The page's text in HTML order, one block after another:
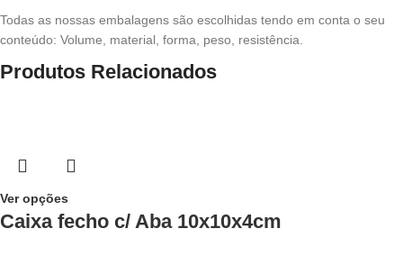
Todas as nossas embalagens são escolhidas tendo em conta o seu
conteúdo: Volume, material, forma, peso, resistência.
Produtos Relacionados
Ver opções
Caixa fecho c/ Aba 10x10x4cm